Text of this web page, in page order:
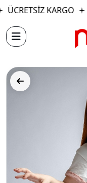
ÜCRETSİZ KARGO